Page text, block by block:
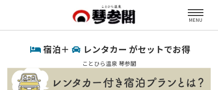
MENU
宿泊＋ レンタカー がセットでお得
ことひら温泉 琴参閣